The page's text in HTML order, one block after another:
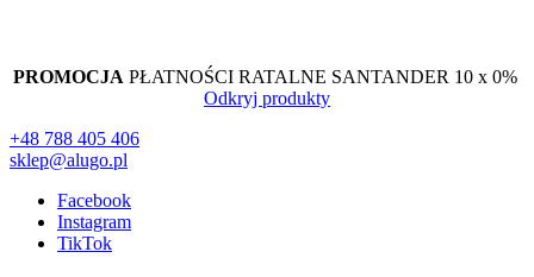
PROMOCJA PŁATNOŚCI RATALNE SANTANDER 10 x 0%
Odkryj produkty
+48 788 405 406
sklep@alugo.pl
Facebook
Instagram
TikTok